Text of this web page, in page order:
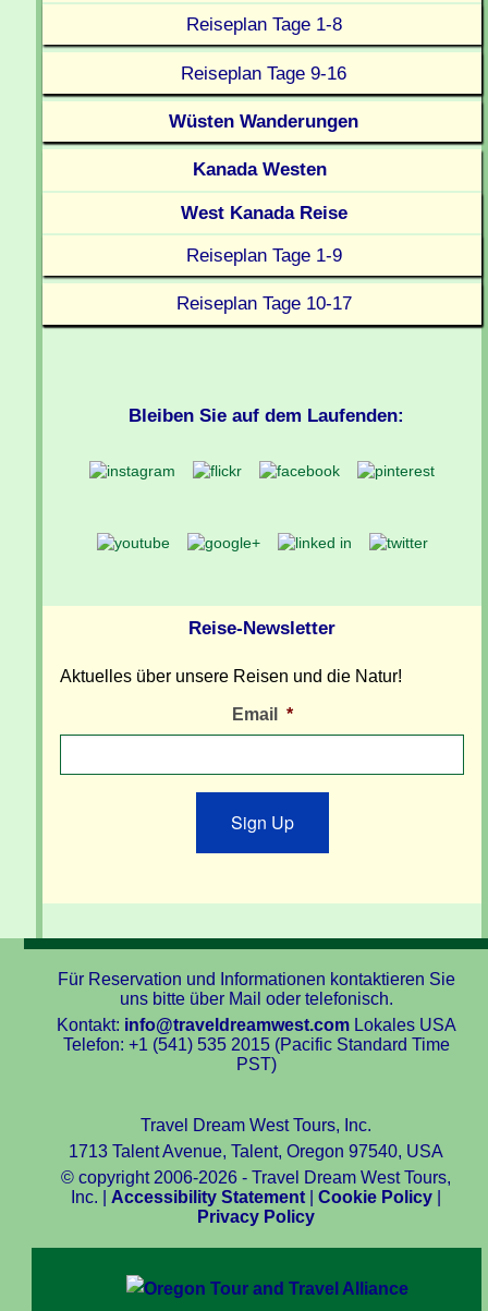
Reiseplan Tage 1-8
Reiseplan Tage 9-16
Wüsten Wanderungen
Kanada Westen
West Kanada Reise
Reiseplan Tage 1-9
Reiseplan Tage 10-17
Bleiben Sie auf dem Laufenden:
Reise-Newsletter
Aktuelles über unsere Reisen und die Natur!
Email *
Sign Up
Für Reservation und Informationen kontaktieren Sie
uns bitte über Mail oder telefonisch.
Kontakt: info@traveldreamwest.comLokales USA
Telefon: +1 (541) 535 2015 (Pacific Standard Time
PST)
Travel Dream West Tours, Inc.
1713 Talent Avenue, Talent, Oregon 97540, USA
© copyright 2006-2026 - Travel Dream West Tours,
Inc. | Accessibility Statement |Cookie Policy
Privacy Policy